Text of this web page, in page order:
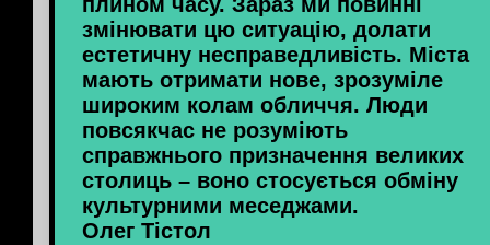
плином часу. Зараз ми повинні
змінювати цю ситуацію, долати
естетичну несправедливість. Міста
мають отримати нове, зрозуміле
широким колам обличчя. Люди
повсякчас не розуміють
справжнього призначення великих
столиць – воно стосується обміну
культурними меседжами.
Олег Тістол